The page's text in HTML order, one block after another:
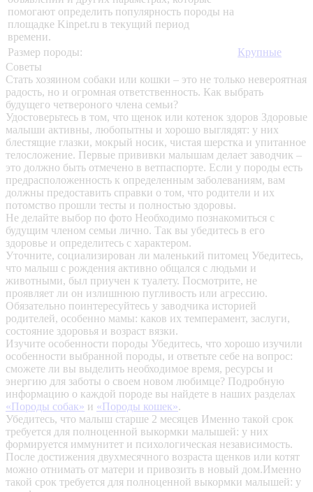
помогают определить популярность породы на
площадке Kinpet.ru в текущий период
времени.
Размер породы:
Крупные
Советы
Стать хозяином собаки или кошки – это не только невероятная
радость, но и огромная ответственность. Как выбрать
будущего четвероного члена семьи?
Удостоверьтесь в том, что щенок или котенок здоров Здоровые
малыши активны, любопытны и хорошо выглядят: у них
блестящие глазки, мокрый носик, чистая шерстка и упитанное
телосложение. Первые прививки малышам делает заводчик –
это должно быть отмечено в ветпаспорте. Если у породы есть
предрасположенность к определенным заболеваниям, вам
должны предоставить справки о том, что родители и их
потомство прошли тесты и полностью здоровы.
Не делайте выбор по фото Необходимо познакомиться с
будущим членом семьи лично. Так вы убедитесь в его
здоровье и определитесь с характером.
Уточните, социализирован ли маленький питомец Убедитесь,
что малыш с рождения активно общался с людьми и
животными, был приучен к туалету. Посмотрите, не
проявляет ли он излишнюю пугливость или агрессию.
Обязательно поинтересуйтесь у заводчика историей
родителей, особенно мамы: каков их темперамент, заслуги,
состояние здоровья и возраст вязки.
Изучите особенности породы Убедитесь, что хорошо изучили
особенности выбранной породы, и ответьте себе на вопрос:
сможете ли вы выделить необходимое время, ресурсы и
энергию для заботы о своем новом любимце? Подробную
информацию о каждой породе вы найдете в наших разделах
«Породы собак» и «Породы кошек».
Убедитесь, что малыш старше 2 месяцев Именно такой срок
требуется для полноценной выкормки малышей: у них
формируется иммунитет и психологическая независимость.
После достижения двухмесячного возраста щенков или котят
можно отнимать от матери и привозить в новый дом.Именно
такой срок требуется для полноценной выкормки малышей: у